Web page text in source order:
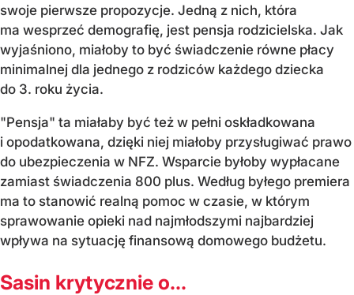
swoje pierwsze propozycje. Jedną z nich, która
ma wesprzeć demografię, jest pensja rodzicielska. Jak
wyjaśniono, miałoby to być świadczenie równe płacy
minimalnej dla jednego z rodziców każdego dziecka
do 3. roku życia.
"Pensja" ta miałaby być też w pełni oskładkowana
i opodatkowana, dzięki niej miałoby przysługiwać prawo
do ubezpieczenia w NFZ. Wsparcie byłoby wypłacane
zamiast świadczenia 800 plus. Według byłego premiera
ma to stanowić realną pomoc w czasie, w którym
sprawowanie opieki nad najmłodszymi najbardziej
wpływa na sytuację finansową domowego budżetu.
Sasin krytycznie o...